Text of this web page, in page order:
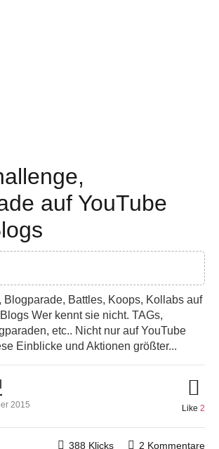
auf YouTube
Blogparade, Battles, Koops, Kollabs auf
Wer kennt sie nicht. TAGs,
etc.. Nicht nur auf YouTube
Einblicke und Aktionen größter...
2015 Like 2
2 Kommentare
388 Klicks